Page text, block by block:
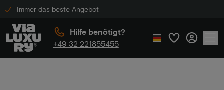
Immer das beste Angebot
Hilfe benötigt?
+49 32 221855455